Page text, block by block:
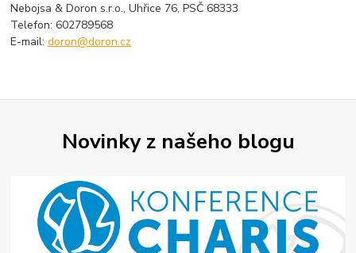
Nebojsa & Doron s.r.o., Uhřice 76, PSČ 68333
Telefon: 602789568
E-mail:doron@doron.cz
Novinky z našeho blogu